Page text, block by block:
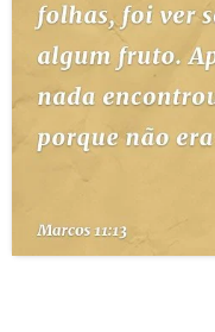
ESBOÇOS DE
TEMAS
PERGUNTE À BÍBLIA IA
QUEM SOMOS